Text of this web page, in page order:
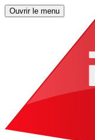
Ouvrir le menu